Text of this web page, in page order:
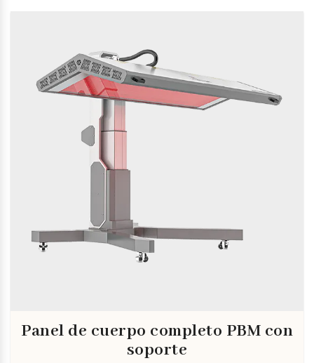
Panel de cuerpo completo PBM con
soporte